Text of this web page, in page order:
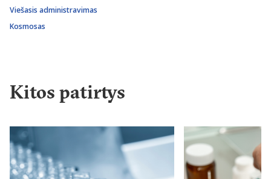
Viešasis administravimas
Kosmosas
Kitos patirtys